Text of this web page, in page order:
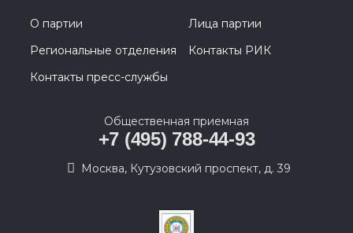
О партии
Лица партии
Региональные отделения
Контакты РИК
Контакты пресс-службы
Общественная приемная
+7 (495) 788-44-93
Москва, Кутузовский проспект, д. 39